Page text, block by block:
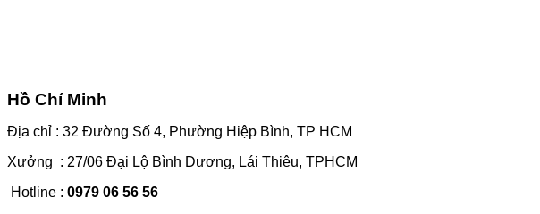
Hồ Chí Minh
Địa chỉ : 32 Đường Số 4, Phường Hiệp Bình, TP HCM
Xưởng : 27/06 Đại Lộ Bình Dương, Lái Thiêu, TPHCM
Hotline : 0979 06 56 56